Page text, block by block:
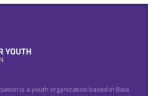
is a youth organization based in Baia